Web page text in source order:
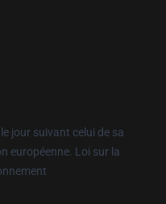
jour suivant celui de sa
européenne. Loi sur la